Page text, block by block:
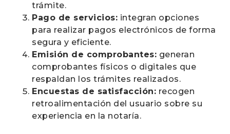
trámite.
Pago de servicios: integran opciones
para realizar pagos electrónicos de forma
segura y eficiente.
Emisión de comprobantes: generan
comprobantes físicos o digitales que
respaldan los trámites realizados.
Encuestas de satisfacción: recogen
retroalimentación del usuario sobre su
experiencia en la notaría.